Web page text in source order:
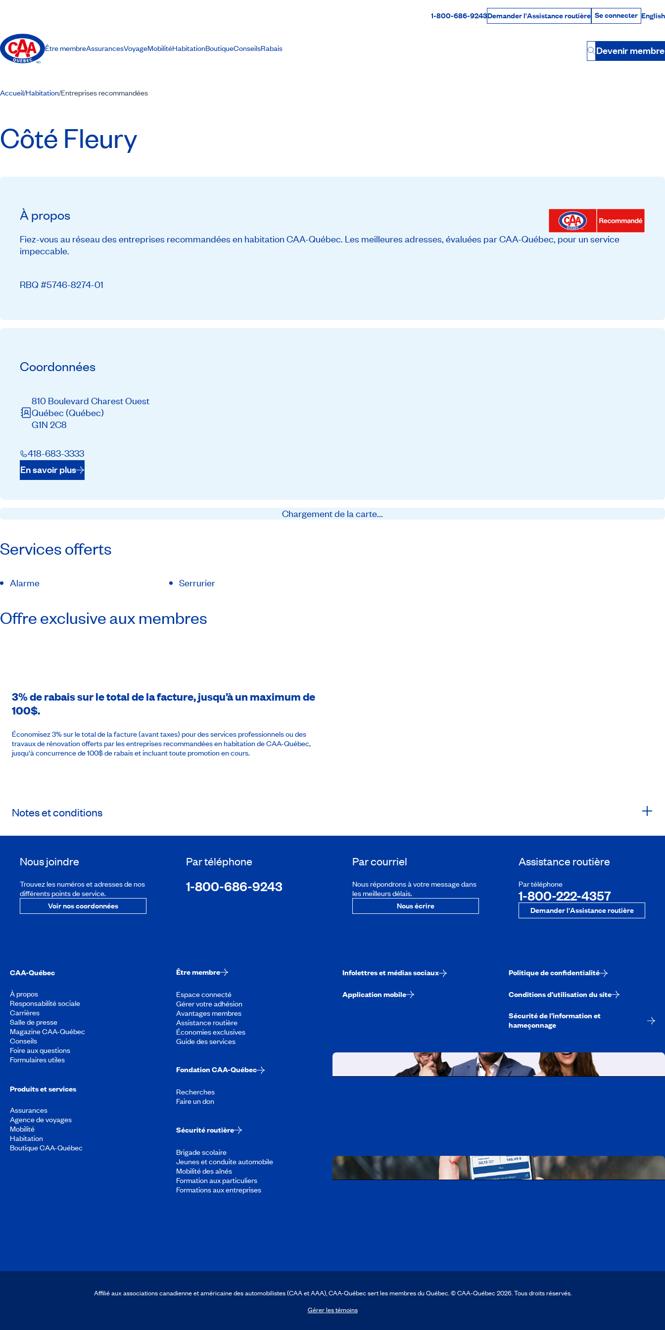
Par téléphone
1-800-686-9243Demander l'Assistance routière Se connecter
Se connecter English
Être membreAssurancesVoyageMobilitéHabitationBoutiqueConseilsRabais
Button
Devenir membre
Accueil/Habitation/Entreprises recommandées
Côté Fleury
Recommandé par CAA-Québec
À propos
Fiez-vous au réseau des entreprises recommandées en habitation CAA-Québec. Les meilleures adresses, évaluées par CAA-Québec, pour un service
impeccable.
RBQ #5746-8274-01
Coordonnées
810 Boulevard Charest Ouest
Québec (Québec)
G1N 2C8
418-683-3333
En savoir plus
Chargement de la carte...
Services offerts
Alarme Serrurier
Offre exclusive aux membres
3% de rabais sur le total de la facture, jusqu’à un maximum de
100$.
Économisez 3% sur le total de la facture (avant taxes) pour des services professionnels ou des
travaux de rénovation offerts par les entreprises recommandées en habitation de CAA-Québec,
jusqu'à concurrence de 100$ de rabais et incluant toute promotion en cours.
Notes et conditions
Nous joindre
Trouvez les numéros et adresses de nos
différents points de service.
Voir nos coordonnées
Par téléphone
1-800-686-9243
Par courriel
Nous répondrons à votre message dans
les meilleurs délais.
Nous écrire
Assistance routière
Par téléphone
1-800-222-4357
Demander l'Assistance routière
CAA-Québec
À propos
Responsabilité sociale
Carrières
Salle de presse
Magazine CAA-Québec
Conseils
Foire aux questions
Formulaires utiles
Produits et services
Assurances
Agence de voyages
Mobilité
Habitation
Boutique CAA-Québec
Être membre
Espace connecté
Gérer votre adhésion
Avantages membres
Assistance routière
Économies exclusives
Guide des services
Fondation CAA-Québec
Recherches
Faire un don
Sécurité routière
Brigade scolaire
Jeunes et conduite automobile
Mobilité des aînés
Formation aux particuliers
Formations aux entreprises
Infolettres et médias sociaux
Application mobile
Politique de confidentialité
Conditions d’utilisation du site
Sécurité de l’information et
hameçonnage
Affilié aux associations canadienne et américaine des automobilistes (CAA et AAA), CAA-Québec sert les membres du Québec. © CAA‑Québec 2026. Tous droits réservés.
Gérer les témoins